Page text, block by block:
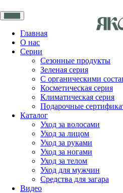
Главная
О нас
Серии
Сезонные продукты
Зеленая серия
С органическими
Косметическая серия
Климатическая серия
Подарочные
Каталог
Уход за волосами
Уход за лицом
Уход за руками
Уход за ногами
Уход за телом
Уход для мужчин
Средства для загара
Видео